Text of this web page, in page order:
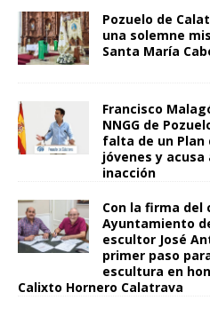
Pozuelo de
una solemne
Santa María
Francisco
NNGG de
falta de un Plan
jóvenes y
inacción
Con la firma
Ayuntamiento
escultor José
primer paso
escultura en
Calixto Hornero Calatrava